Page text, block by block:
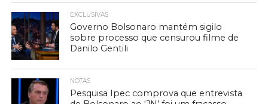
EXCLUSIVAS
Governo Bolsonaro mantém sigilo
sobre processo que censurou filme de
Danilo Gentili
NOTAS
Pesquisa Ipec comprova que entrevista